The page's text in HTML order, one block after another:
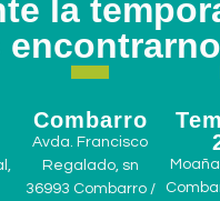
la
Combarro
Avda. Francisco
Regalado, sn
36993 Combarro /